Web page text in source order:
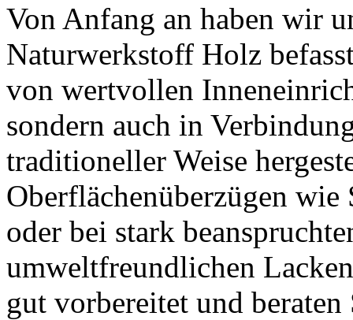
Von Anfang an haben wir
Naturwerkstoff Holz
von wertvollen
sondern auch in
traditioneller Weise
Oberflächenüberzügen
oder bei stark
umweltfreundlichen
gut vorbereitet und beraten